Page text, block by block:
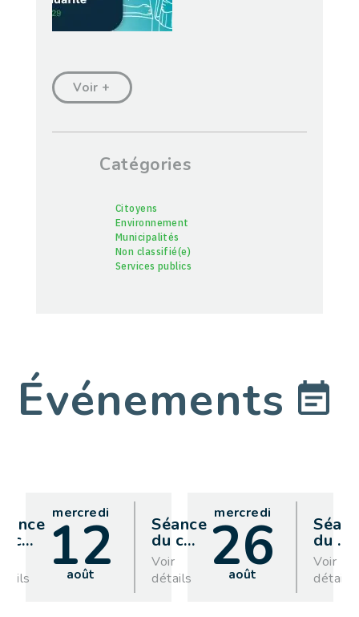
Voir +
Catégories
Citoyens
Environnement
Municipalités
Non classifié(e)
Services publics
Événements
c…
mercredi
12
août
Séance
du c…
Voir
détails
mercredi
26
août
du …
Voir
détails